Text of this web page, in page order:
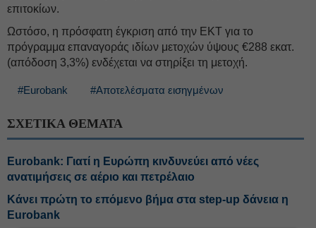
επιτοκίων.
Ωστόσο, η πρόσφατη έγκριση από την ΕΚΤ για το
πρόγραμμα επαναγοράς ιδίων μετοχών ύψους €288 εκατ.
(απόδοση 3,3%) ενδέχεται να στηρίξει τη μετοχή.
#Eurobank #Αποτελέσματα εισηγμένων
ΣΧΕΤΙΚΑ ΘΕΜΑΤΑ
Eurobank: Γιατί η Ευρώπη κινδυνεύει από νέες
ανατιμήσεις σε αέριο και πετρέλαιο
Κάνει πρώτη το επόμενο βήμα στα step-up δάνεια η
Eurobank